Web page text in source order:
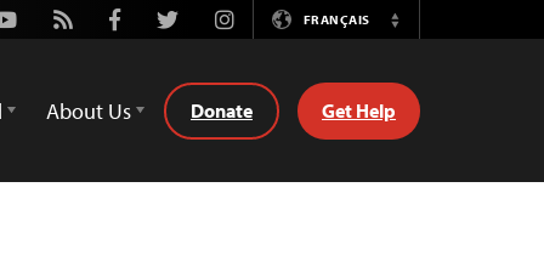
Rss FacebookTwitterInstagramFRANÇAIS
Switch
About Us Donate Get Help